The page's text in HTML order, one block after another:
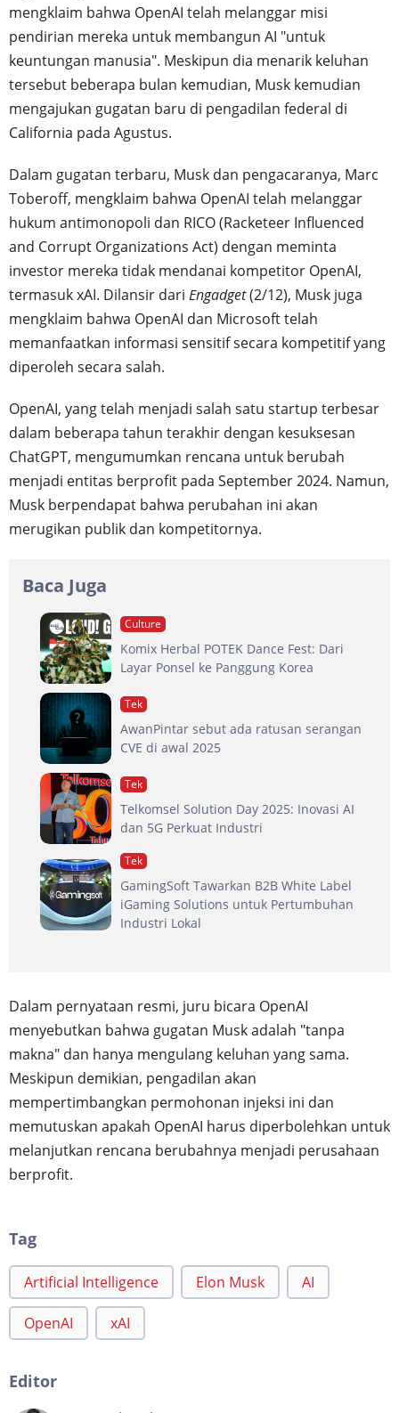
mengklaim bahwa OpenAI telah melanggar misi
pendirian mereka untuk membangun AI "untuk
keuntungan manusia". Meskipun dia menarik keluhan
tersebut beberapa bulan kemudian, Musk kemudian
mengajukan gugatan baru di pengadilan federal di
California pada Agustus.
Dalam gugatan terbaru, Musk dan pengacaranya, Marc
Toberoff, mengklaim bahwa OpenAI telah melanggar
hukum antimonopoli dan RICO (Racketeer Influenced
and Corrupt Organizations Act) dengan meminta
investor mereka tidak mendanai kompetitor OpenAI,
termasuk xAI. Dilansir dari Engadget(2/12), Musk juga
mengklaim bahwa OpenAI dan Microsoft telah
memanfaatkan informasi sensitif secara kompetitif yang
diperoleh secara salah.
OpenAI, yang telah menjadi salah satu startup terbesar
dalam beberapa tahun terakhir dengan kesuksesan
ChatGPT, mengumumkan rencana untuk berubah
menjadi entitas berprofit pada September 2024. Namun,
Musk berpendapat bahwa perubahan ini akan
merugikan publik dan kompetitornya.
Baca Juga
Culture
Komix Herbal POTEK Dance Fest: Dari
Layar Ponsel ke Panggung Korea
Tek
AwanPintar sebut ada ratusan serangan
CVE di awal 2025
Tek
Telkomsel Solution Day 2025: Inovasi AI
dan 5G Perkuat Industri
Tek
GamingSoft Tawarkan B2B White Label
iGaming Solutions untuk Pertumbuhan
Industri Lokal
Dalam pernyataan resmi, juru bicara OpenAI
menyebutkan bahwa gugatan Musk adalah "tanpa
makna" dan hanya mengulang keluhan yang sama.
Meskipun demikian, pengadilan akan
mempertimbangkan permohonan injeksi ini dan
memutuskan apakah OpenAI harus diperbolehkan untuk
melanjutkan rencana berubahnya menjadi perusahaan
berprofit.
Tag
Artificial Intelligence Elon Musk AI
OpenAI xAI
Editor